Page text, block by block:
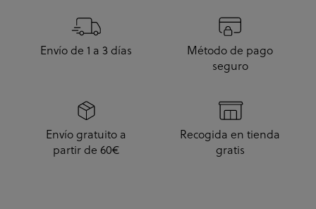
Envío de 1 a 3 días
Método de pago
seguro
Envío gratuito a
partir de 60€
Recogida en tienda
gratis